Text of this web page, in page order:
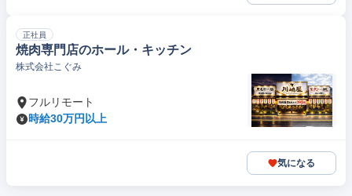
正社員
焼肉専門店のホール・キッチン
株式会社こぐみ
フルリモート
時給30万円以上
気になる